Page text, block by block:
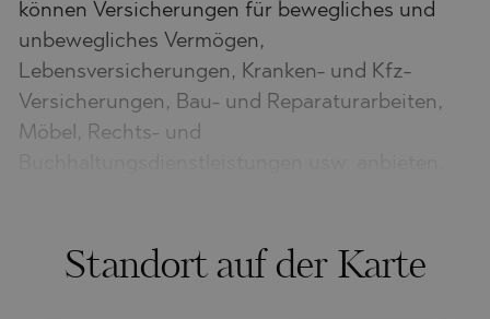
können Versicherungen für bewegliches und
unbewegliches Vermögen,
Lebensversicherungen, Kranken- und Kfz-
Versicherungen, Bau- und Reparaturarbeiten,
Möbel, Rechts- und
Standort auf der Karte